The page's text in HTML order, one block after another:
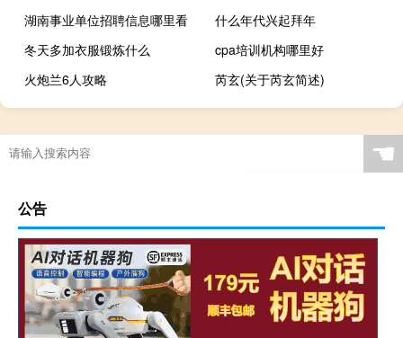
湖南事业单位招聘信息哪里看
什么年代兴起拜年
冬天多加衣服锻炼什么
cpa培训机构哪里好
火炮兰6人攻略
芮玄(关于芮玄简述)
☚
公告